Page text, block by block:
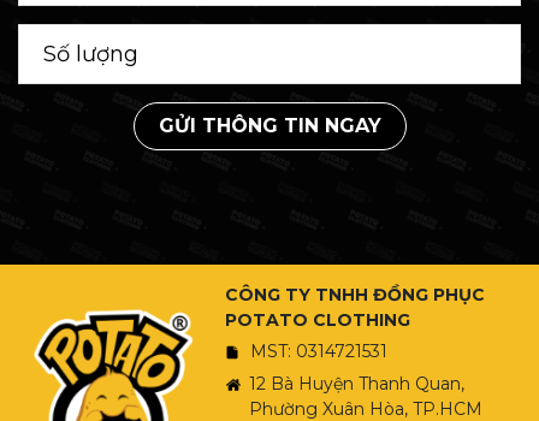
GỬI THÔNG TIN NGAY
CÔNG TY TNHH ĐỒNG PHỤC
POTATO CLOTHING
MST: 0314721531
12 Bà Huyện Thanh Quan,
Phường Xuân Hòa, TP.HCM